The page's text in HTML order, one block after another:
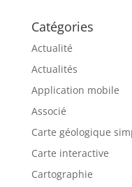
Catégories
Actualité
Actualités
Application mobile
Associé
Carte géologique
Carte interactive
Cartographie